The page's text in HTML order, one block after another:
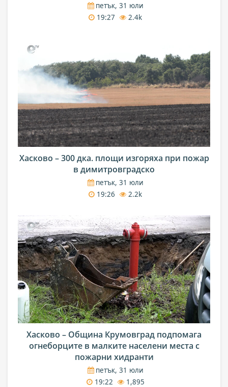
петък, 31 юли
19:27
2.4k
Хасково – 300 дка. площи изгоряха при пожар
в димитровградско
петък, 31 юли
19:26
2.2k
Хасково – Община Крумовград подпомага
огнеборците в малките населени места с
пожарни хидранти
петък, 31 юли
19:22
1,895